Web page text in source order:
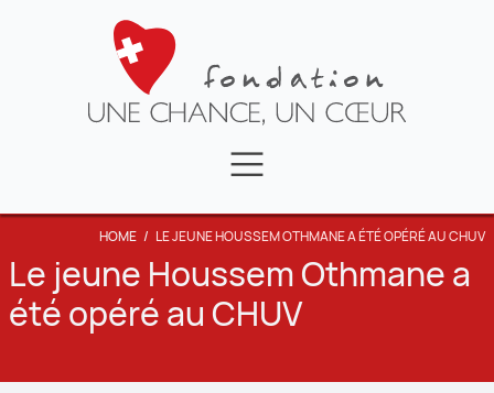
NEWS
LA FONDATION
CONTACT
TÉMOIGNAGES
VIDÉOS
HOME / LE JEUNE HOUSSEM OTHMANE A ÉTÉ OPÉRÉ AU CHUV
Le jeune Houssem Othmane a
été opéré au CHUV